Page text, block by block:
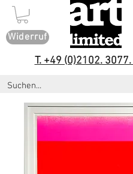
Widerruf
T. +49 (0)2102.